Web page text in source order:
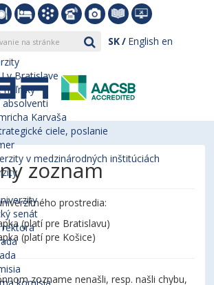
SK English en
v Bratislave
míľniky
absolventi
Karvaša
ciele, poslanie
v medzinárodných inštitúciách
senát
zoznam
prostredia:
(platí pre Bratislavu)
(platí pre Košice)
zozname nenašli, resp. našli chybu,